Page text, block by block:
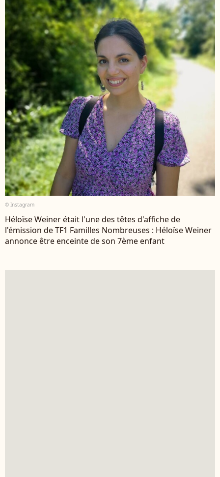
© Instagram
Héloïse Weiner était l'une des têtes d'affiche de
l'émission de TF1 Familles Nombreuses : Héloïse Weiner
annonce être enceinte de son 7ème enfant